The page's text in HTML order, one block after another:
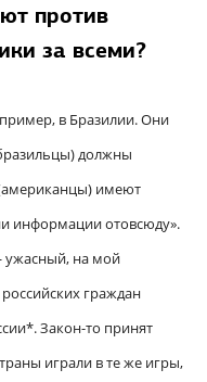
против
за всеми?
в Бразилии. Они
должны
имеют
информации отовсюду».
ужасный, на мой
граждан
Закон-то принят
играли в те же игры,